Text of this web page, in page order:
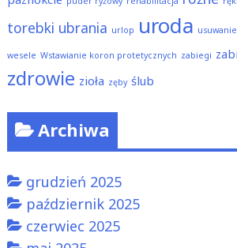
torebki ubrania urlop uroda
wesele Wstawianie koron protetycznych zabiegi
zdrowie zioła zęby ślub
Archiwa
grudzień 2025
październik 2025
czerwiec 2025